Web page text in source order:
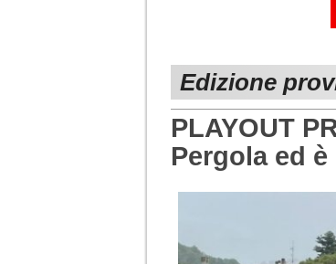
Edizione
PLAYOUT
Pergola ed è